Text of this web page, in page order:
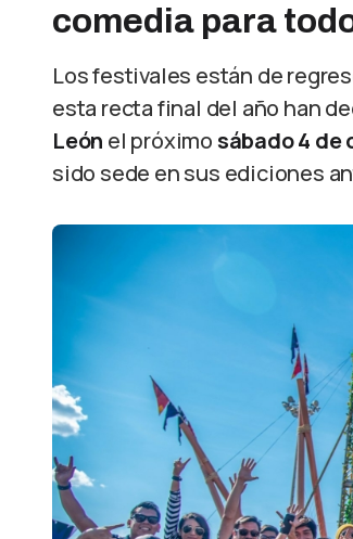
comedia para
Los festivales están de
esta recta final del año han
León el próximosábado 4 de
sido sede en sus ediciones